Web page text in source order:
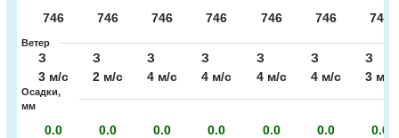
746 746 746 746 746 746 747
Ветер
З
3 м/с
З
2 м/с
З
4 м/с
З
4 м/с
З
4 м/с
З
4 м/с
З
3 м/с
Осадки,
мм
0.0 0.0 0.0 0.0 0.0 0.0 0.0